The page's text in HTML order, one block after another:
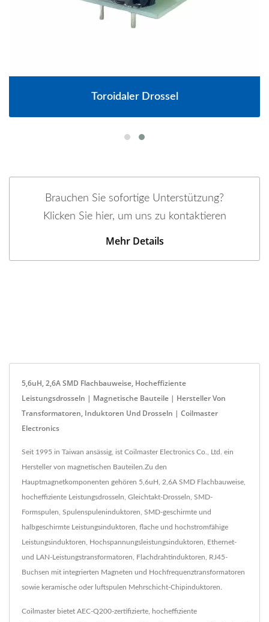
Toroidaler Drossel
Brauchen Sie sofortige Unterstützung?
Klicken Sie hier, um uns zu kontaktieren
Mehr Details
5,6uH, 2,6A SMD Flachbauweise, Hocheffiziente
Leistungsdrosseln | Magnetische Bauteile | Hersteller Von
Transformatoren, Induktoren Und Drosseln | Coilmaster
Electronics
Seit 1995 in Taiwan ansässig, ist Coilmaster Electronics Co., Ltd. ein
Hersteller von magnetischen Bauteilen.Zu den
Hauptmagnetkomponenten gehören 5,6uH, 2,6A SMD Flachbauweise,
hocheffiziente Leistungsdrosseln, Gleichtakt-Drosseln, SMD-
Formspulen, Spulenspuleninduktoren, SMD-geschirmte und
halbgeschirmte Leistungsinduktoren, flache und hochstromfähige
Leistungsinduktoren, Hochspannungsleistungsinduktoren, Ethernet-
und LAN-Leistungstransformatoren, Flachdrahtinduktoren, RJ45-
Buchsen mit integrierten Magneten und Hochfrequenztransformatoren
sowie keramische oder luftspulen Mehrschicht-Chipinduktoren.
Coilmaster bietet AEC-Q200-zertifizierte, hocheffiziente